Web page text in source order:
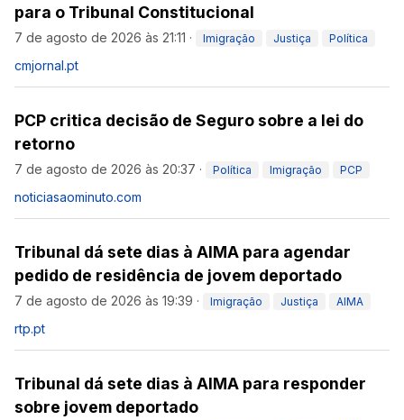
para o Tribunal Constitucional
7 de agosto de 2026 às 21:11 · Imigração Justiça Política
cmjornal.pt
PCP critica decisão de Seguro sobre a lei do
retorno
7 de agosto de 2026 às 20:37 · Política Imigração PCP
noticiasaominuto.com
Tribunal dá sete dias à AIMA para agendar
pedido de residência de jovem deportado
7 de agosto de 2026 às 19:39 · Imigração Justiça AIMA
rtp.pt
Tribunal dá sete dias à AIMA para responder
sobre jovem deportado